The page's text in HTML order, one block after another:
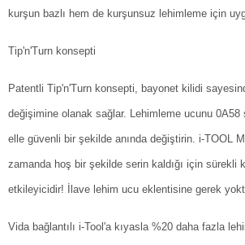
kurşun bazlı hem de kurşunsuz lehimleme için
Tip'n'Turn konsepti
Patentli Tip'n'Turn konsepti, bayonet kilidi
değişimine olanak sağlar. Lehimleme ucunu 0A58
elle güvenli bir şekilde anında değiştirin. i-TOOL
zamanda hoş bir şekilde serin kaldığı için sürekli
etkileyicidir! İlave lehim ucu eklentisine gerek
Vida bağlantılı i-Tool'a kıyasla %20 daha fazla